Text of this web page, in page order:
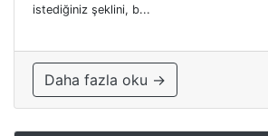
istediğiniz şeklini, b...
Daha fazla oku →